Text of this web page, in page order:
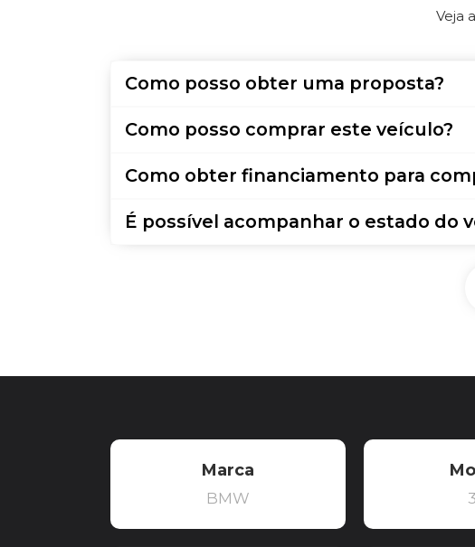
Veja
Como posso obter uma proposta?
Como posso comprar este veículo?
Como obter financiamento para
É possível acompanhar o estado do
Marca
BMW